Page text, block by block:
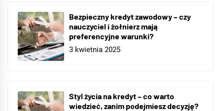
Bezpieczny kredyt zawodowy – czy
nauczyciel i żołnierz mają
preferencyjne warunki?
3 kwietnia 2025
Styl życia na kredyt – co warto
wiedzieć, zanim podejmiesz decyzję?